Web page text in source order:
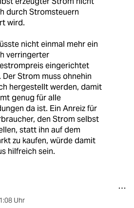
durch Stromsteuern
wird.
nicht einmal mehr ein
verringerter
eingerichtet
Der Strom muss ohnehin
hergestellt werden, damit
genug für alle
da ist. Ein Anreiz für
den Strom selbst
statt ihn auf dem
zu kaufen, würde damit
hilfreich sein.
Uhr